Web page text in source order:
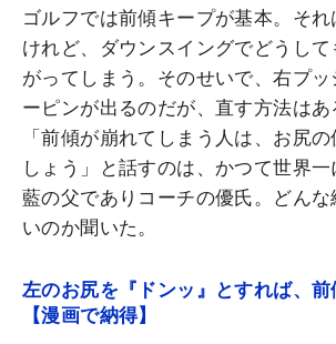
ゴルフでは前傾キープが基本。そ
けれど、ダウンスイングでどうし
がってしまう。そのせいで、右プ
ーピンが出るのだが、直す方法はあ
「前傾が崩れてしまう人は、お尻
しょう」と話すのは、かつて世界
藍の父でありコーチの優氏。どん
いのか聞いた。
左のお尻を『ドンッ』とすれば、
【漫画で納得】